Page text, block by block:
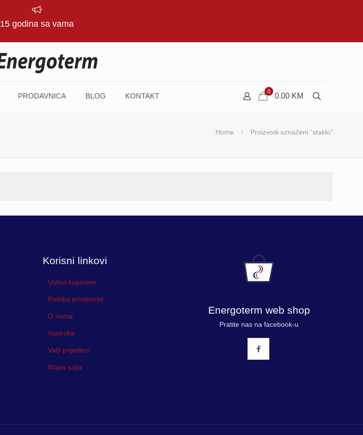
15 godina sa vama
PRODAVNICA BLOG KONTAKT
0
0.00 KM
Home Proizvodi označeni “staklo”
Korisni linkovi
Uslovi kupovine
Politika privatnosti
O nama
Isporuka
Vaši prijedlozi
Mapa sajta
Energoterm web shop
Pratite nas na facebook-u